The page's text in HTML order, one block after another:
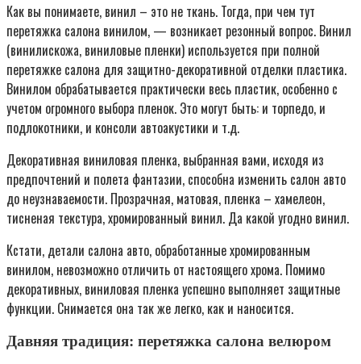
Как вы понимаете, винил – это не ткань. Тогда, при чем тут
перетяжка салона винилом, — возникает резонный вопрос. Винил
(винилискожа, виниловые пленки) используется при полной
перетяжке салона для защитно-декоративной отделки пластика.
Винилом обрабатывается практически весь пластик, особенно с
учетом огромного выбора пленок. Это могут быть: и торпедо, и
подлокотники, и консоли автоакустики и т.д.
Декоративная виниловая пленка, выбранная вами, исходя из
предпочтений и полета фантазии, способна изменить салон авто
до неузнаваемости. Прозрачная, матовая, пленка – хамелеон,
тисненая текстура, хромированный винил. Да какой угодно винил.
Кстати, детали салона авто, обработанные хромированным
винилом, невозможно отличить от настоящего хрома. Помимо
декоративных, виниловая пленка успешно выполняет защитные
функции. Снимается она так же легко, как и наносится.
Давняя традиция: перетяжка салона велюром